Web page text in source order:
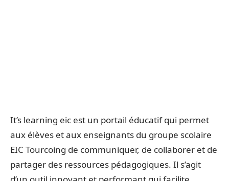
It’s learning eic est un portail éducatif qui permet
aux élèves et aux enseignants du groupe scolaire
EIC Tourcoing de communiquer, de collaborer et de
partager des ressources pédagogiques. Il s’agit